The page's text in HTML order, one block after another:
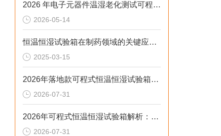
2026 年电子元器件温湿老化测试可程式恒温恒湿试验箱排行榜
2026-05-14
恒温恒湿试验箱在制药领域的关键应用及技术要点解析
2025-03-15
2026年落地款可程式恒温恒湿试验箱：风冷水冷定制选型指南
2026-07-31
2026年可程式恒温恒湿试验箱解析：风冷水冷定制场景选型参考
2026-07-31